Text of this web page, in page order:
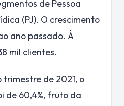
de Pessoa
(PJ). O crescimento
ano passado. À
mil clientes.
trimestre de 2021, o
de 60,4%, fruto da